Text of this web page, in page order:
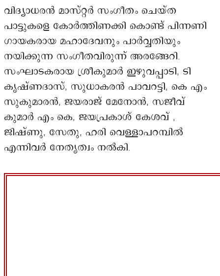
വിദ്യാധരൻ മാസ്റ്റർ സംഗീതം ചെയ്ത
പാട്ടുകളെ കോർത്തിണക്കി കൊണ്ട് പിന്നണി
ഗായകരായ മഹാദേവനും പാർവ്വതിയും
നയിക്കുന്ന സംഗീതവിരുന്ന് അരങ്ങേറി.
സംഘാടകരായ ശ്രീകുമാർ ഇഴുവപ്പാടി, ടി
കൃഷ്ണദാസ്, സുധാകരൻ പാവറട്ടി, കെ എം
സുകുമാരൻ, ജയരാജ് മേനോൻ, സജീവ്
കുമാർ എം കെ, ജയപ്രകാശ് കേശവ് ,
ജിഷ്ണു, സേതു, ഹരി വെള്ളാപറമ്പിൽ
എന്നിവർ നേതൃത്വം നൽകി.